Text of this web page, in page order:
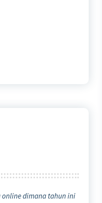
online dimana tahun ini